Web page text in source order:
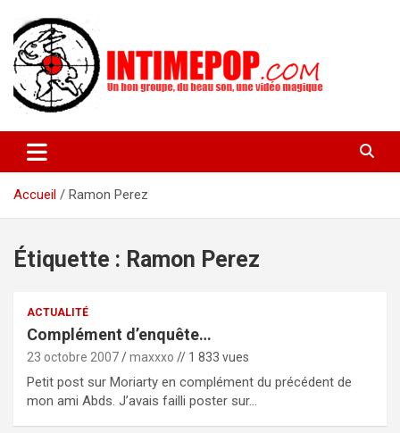
contenu
intimepop.com
actuelles pop rock, post-rock, indé sur Lyon. rock pop concert
lyon
Accueil
Ramon Perez
Étiquette : Ramon Perez
ACTUALITÉ
Complément d’enquête…
23 octobre 2007 maxxxo // 1 833 vues
Petit post sur Moriarty en complément du précédent de
mon ami Abds. J’avais failli poster sur…